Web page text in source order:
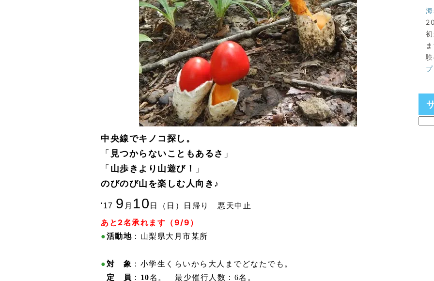
中央線でキノコ探し。
「 見つからないこともあるさ 」
「 山歩きより山遊び！
」
のびのび山を楽しむ人向き♪
'17 9 月 10 日（日）日帰り 悪天中止
あと2名承れます（9/9）
●活動地 ：山梨県大月市某所
●対 象 ：小学生くらいから大人までどなたでも。
定 員 ： 10名。 最少催行人数：6名。